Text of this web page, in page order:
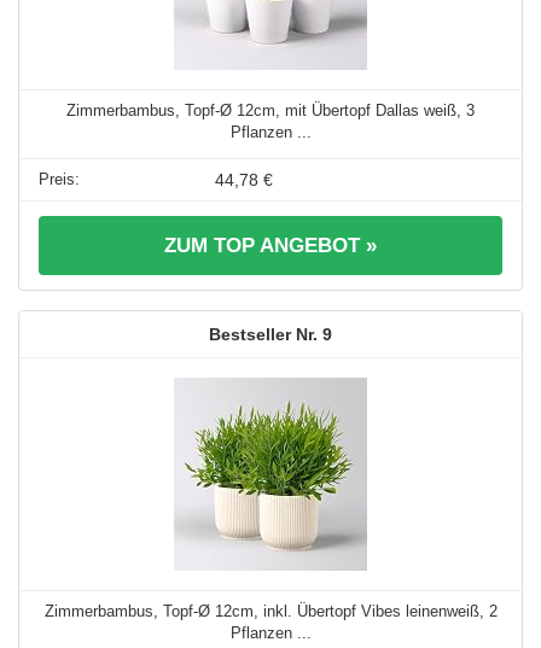
Zimmerbambus, Topf-Ø 12cm, mit Übertopf Dallas weiß, 3
Pflanzen ...
44,78 €
ZUM TOP ANGEBOT »
9
Zimmerbambus, Topf-Ø 12cm, inkl. Übertopf Vibes leinenweiß, 2
Pflanzen ...